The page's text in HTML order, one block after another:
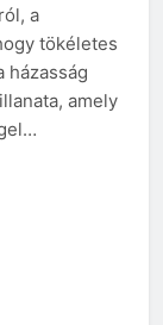
a
tökéletes
házasság
amely